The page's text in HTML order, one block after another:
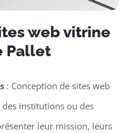
web vitrine
Pallet
: Conception de sites web
institutions ou des
leur mission, leurs